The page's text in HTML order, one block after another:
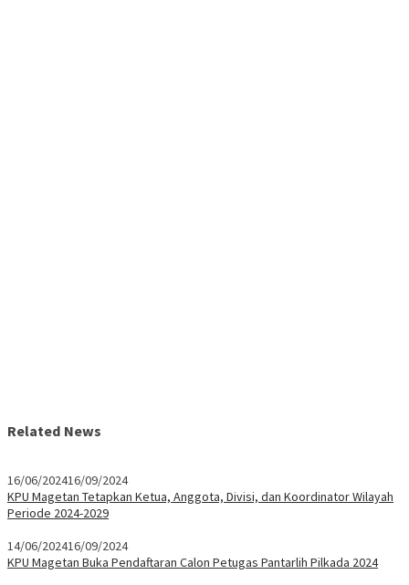
Related News
16/06/202416/09/2024
KPU Magetan Tetapkan Ketua, Anggota, Divisi, dan Koordinator Wilayah
Periode 2024-2029
14/06/202416/09/2024
KPU Magetan Buka Pendaftaran Calon Petugas Pantarlih Pilkada 2024